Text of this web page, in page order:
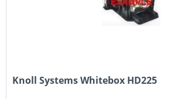
Knoll Systems Whitebox HD225